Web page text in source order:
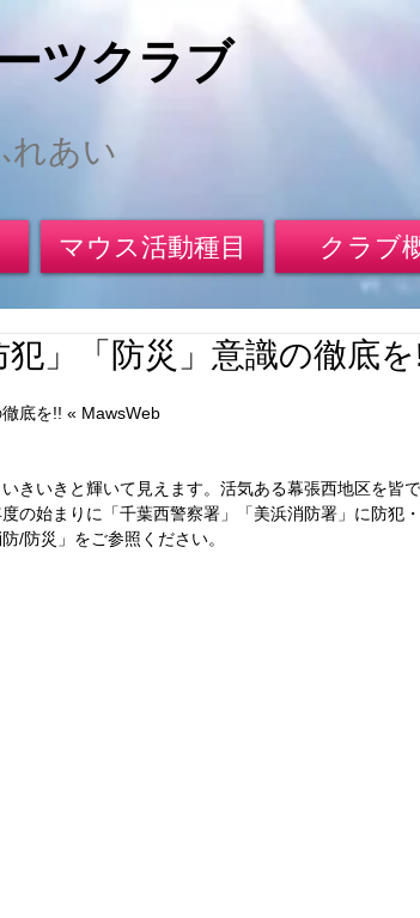
ツクラブ
れあい
マウス活動種目 クラブ
」「防災」意識の徹底
底を!! « MawsWeb
きいきと輝いて見えます。活気ある幕張西地区を皆
の始まりに「千葉西警察署」「美浜消防署」に防犯・
/防災」をご参照ください。